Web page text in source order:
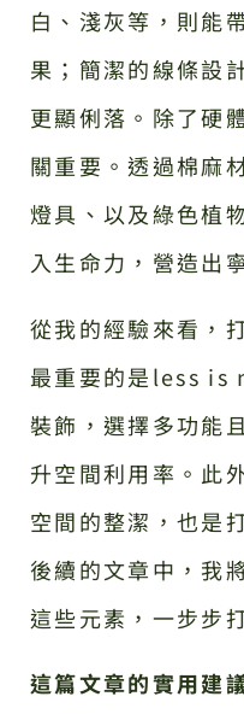
白、淺灰等，則能
果；簡潔的線條設
更顯俐落。除了硬
關重要。透過棉麻
燈具、以及綠色植
入生命力，營造出
從我的經驗來看，
最重要的是less is
裝飾，選擇多功能
升空間利用率。此
空間的整潔，也是
後續的文章中，我
這些元素，一步步
這篇文章的實用建